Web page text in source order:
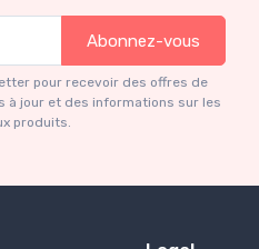
Metallic Silver Press
Abonnez-vous
pour recevoir des offres de
à jour et des informations sur les
produits.